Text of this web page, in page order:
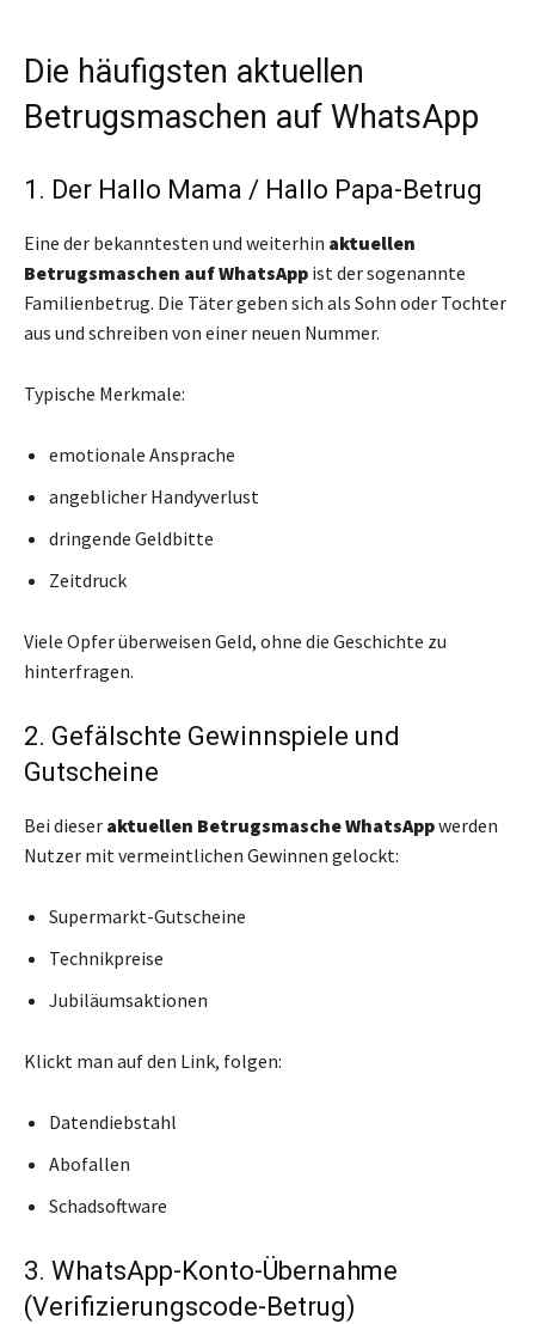
Die häufigsten aktuellen
Betrugsmaschen auf WhatsApp
1. Der Hallo Mama / Hallo Papa-Betrug
Eine der bekanntesten und weiterhin aktuellen
Betrugsmaschen auf WhatsApp ist der sogenannte
Familienbetrug. Die Täter geben sich als Sohn oder Tochter
aus und schreiben von einer neuen Nummer.
Typische Merkmale:
emotionale Ansprache
angeblicher Handyverlust
dringende Geldbitte
Zeitdruck
Viele Opfer überweisen Geld, ohne die Geschichte zu
hinterfragen.
2. Gefälschte Gewinnspiele und
Gutscheine
Bei dieser aktuellen Betrugsmasche WhatsAppwerden
Nutzer mit vermeintlichen Gewinnen gelockt:
Supermarkt-Gutscheine
Technikpreise
Jubiläumsaktionen
Klickt man auf den Link, folgen:
Datendiebstahl
Abofallen
Schadsoftware
3. WhatsApp-Konto-Übernahme
(Verifizierungscode-Betrug)